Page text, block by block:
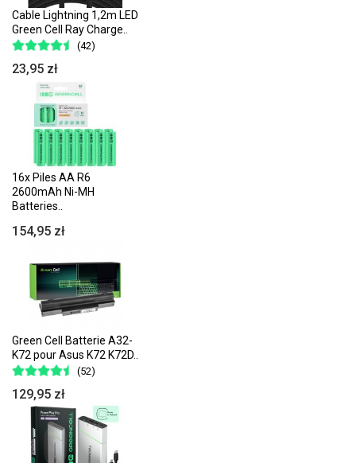
Cable Lightning 1,2m LED
Green Cell Ray Charge..
(42)
23,95 zł
16x Piles AA R6
2600mAh Ni-MH
Batteries..
154,95 zł
Green Cell Batterie A32-
K72 pour Asus K72 K72D..
(52)
129,95 zł